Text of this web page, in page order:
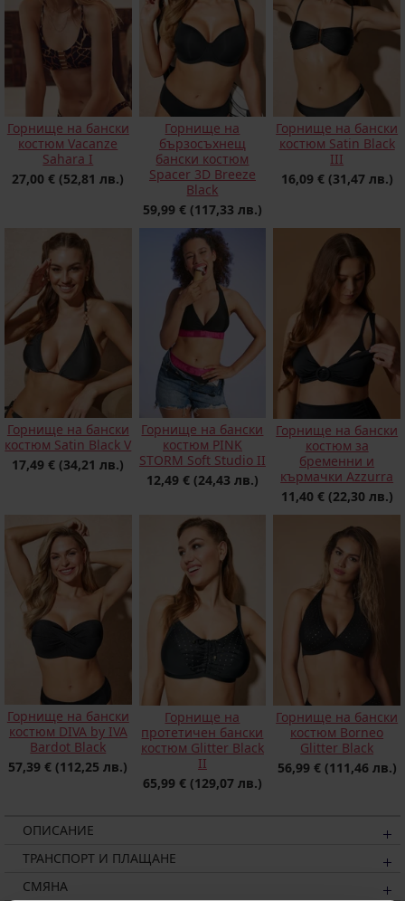
Горнище на бански
костюм Vacanze
Sahara I
27,00 € (52,81 лв.)
Горнище на
бързосъхнещ
бански костюм
Spacer 3D Breeze
Black
59,99 € (117,33 лв.)
Горнище на бански
костюм Satin Black
III
16,09 € (31,47 лв.)
Горнище на бански
костюм Satin Black V
17,49 € (34,21 лв.)
Горнище на бански
костюм PINK
STORM Soft Studio II
12,49 € (24,43 лв.)
Горнище на бански
костюм за
бременни и
кърмачки Azzurra
11,40 € (22,30 лв.)
Горнище на бански
костюм DIVA by IVA
Bardot Black
57,39 € (112,25 лв.)
Горнище на
протетичен бански
костюм Glitter Black
II
65,99 € (129,07 лв.)
Горнище на бански
костюм Borneo
Glitter Black
56,99 € (111,46 лв.)
ОПИСАНИЕ
ТРАНСПОРТ И ПЛАЩАНЕ
СМЯНА